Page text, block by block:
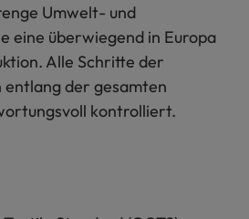
Umwelt- und
eine überwiegend in Europa
Alle Schritte der
der gesamten
kontrolliert.